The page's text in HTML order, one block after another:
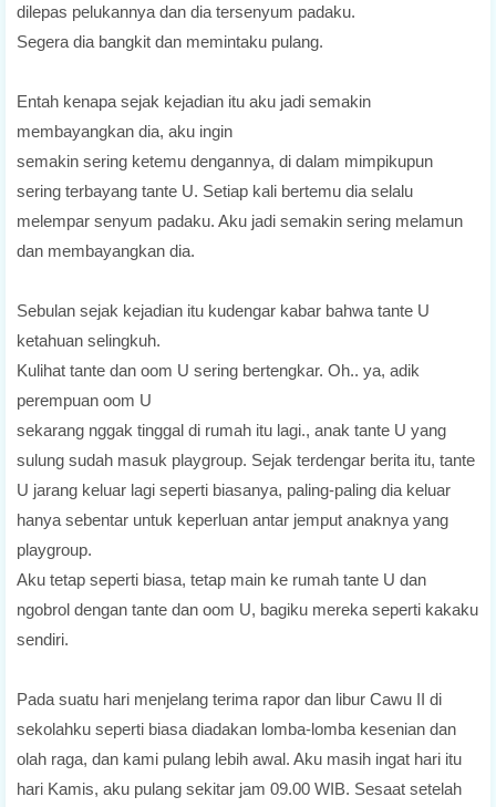
dilepas pelukannya dan dia tersenyum padaku.
Segera dia bangkit dan memintaku pulang.
Entah kenapa sejak kejadian itu aku jadi semakin
membayangkan dia, aku ingin
semakin sering ketemu dengannya, di dalam mimpikupun
sering terbayang tante U. Setiap kali bertemu dia selalu
melempar senyum padaku. Aku jadi semakin sering melamun
dan membayangkan dia.
Sebulan sejak kejadian itu kudengar kabar bahwa tante U
ketahuan selingkuh.
Kulihat tante dan oom U sering bertengkar. Oh.. ya, adik
perempuan oom U
sekarang nggak tinggal di rumah itu lagi., anak tante U yang
sulung sudah masuk playgroup. Sejak terdengar berita itu, tante
U jarang keluar lagi seperti biasanya, paling-paling dia keluar
hanya sebentar untuk keperluan antar jemput anaknya yang
playgroup.
Aku tetap seperti biasa, tetap main ke rumah tante U dan
ngobrol dengan tante dan oom U, bagiku mereka seperti kakaku
sendiri.
Pada suatu hari menjelang terima rapor dan libur Cawu II di
sekolahku seperti biasa diadakan lomba-lomba kesenian dan
olah raga, dan kami pulang lebih awal. Aku masih ingat hari itu
hari Kamis, aku pulang sekitar jam 09.00 WIB. Sesaat setelah